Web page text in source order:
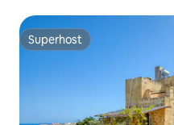
Superhost
Superhost